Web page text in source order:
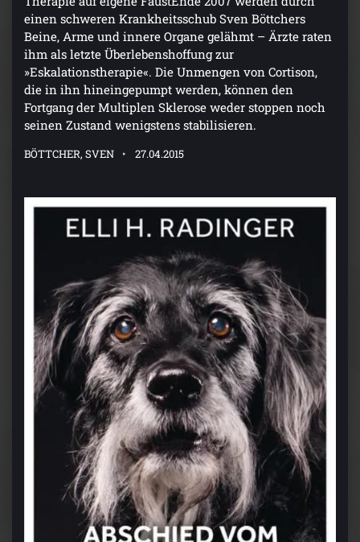
einen schweren Krankheitsschub Sven Böttchers
Beine, Arme und innere Organe gelähmt – Ärzte raten
ihm als letzte Überlebenshoffung zur
»Eskalationstherapie«. Die Unmengen von Cortison,
die in ihn hineingepumpt werden, können den
Fortgang der Multiplen Sklerose weder stoppen noch
seinen Zustand wenigstens stabilisieren.
BÖTTCHER, SVEN 27.04.2015